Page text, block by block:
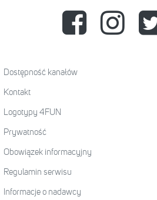
Dostępność kanałów
Kontakt
Logotypy 4FUN
Prywatność
Obowiązek informacyjny
Regulamin serwisu
Informacje o nadawcy